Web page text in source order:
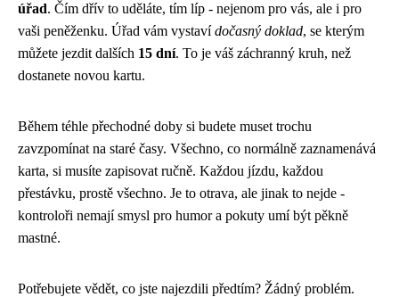
úřad. Čím dřív to uděláte, tím líp - nejenom pro vás, ale i pro
vaši peněženku. Úřad vám vystavídočasný doklad, se kterým
můžete jezdit dalších 15 dní. To je váš záchranný kruh, než
dostanete novou kartu.
Během téhle přechodné doby si budete muset trochu
zavzpomínat na staré časy. Všechno, co normálně zaznamenává
karta, si musíte zapisovat ručně. Každou jízdu, každou
přestávku, prostě všechno. Je to otrava, ale jinak to nejde -
kontroloři nemají smysl pro humor a pokuty umí být pěkně
mastné.
Potřebujete vědět, co jste najezdili předtím? Žádný problém.